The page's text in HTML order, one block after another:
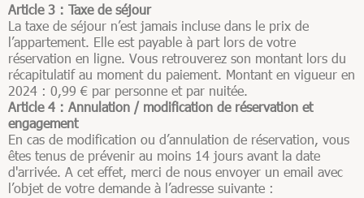
Article 3 : Taxe de séjour
La taxe de séjour n’est jamais incluse dans le prix de
l’appartement. Elle est payable à part lors de votre
réservation en ligne. Vous retrouverez son montant lors du
récapitulatif au moment du paiement. Montant en vigueur en
2024 : 0,99 € par personne et par nuitée.
Article 4 : Annulation / modification de réservation et
engagement
En cas de modification ou d’annulation de réservation, vous
êtes tenus de prévenir au moins 14 jours avant la date
d'arrivée. A cet effet, merci de nous envoyer un email avec
l’objet de votre demande à l’adresse suivante :